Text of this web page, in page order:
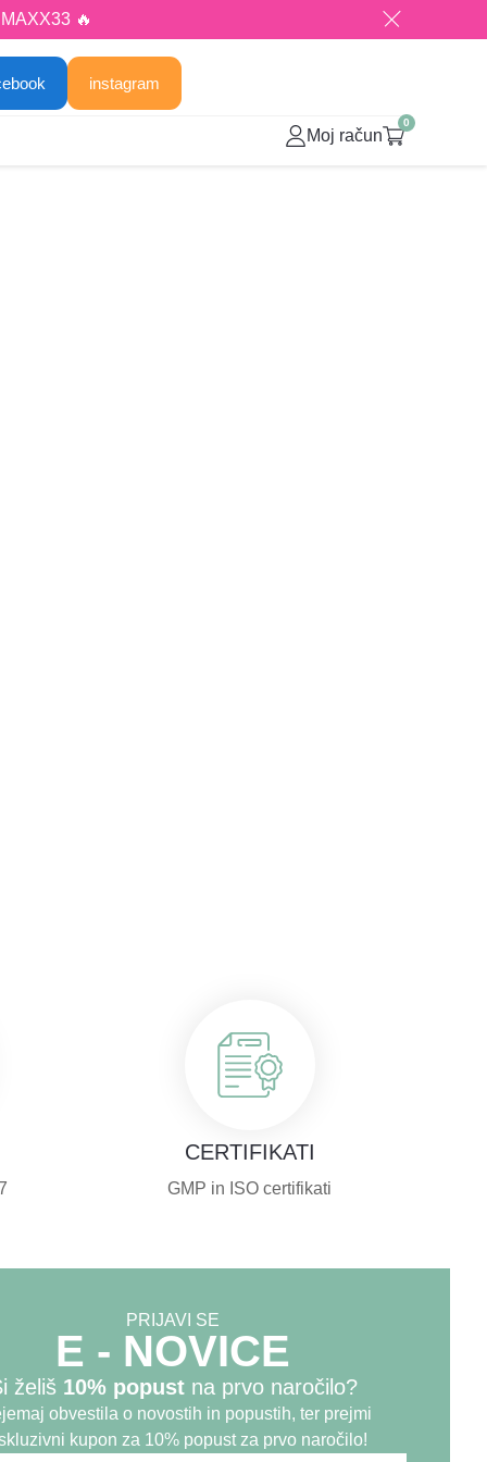
🔥
instagram
Moj račun
0
CERTIFIKATI
GMP in ISO certifikati
podatkov
O Nas
Blog
Kontakt
PRIJAVI SE
E - NOVICE
želiš 10% popustna prvo naročilo?
obvestila o novostih in popustih, ter prejmi
kupon za 10% popust za prvo naročilo!